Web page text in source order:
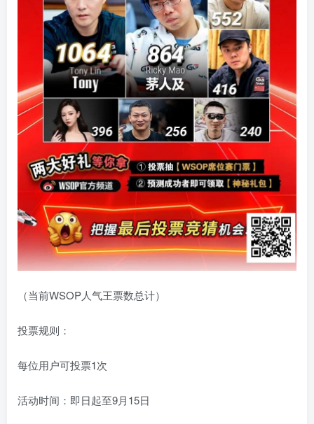
（当前WSOP人气王票数总计）
投票规则：
每位用户可投票1次
活动时间：即日起至9月15日